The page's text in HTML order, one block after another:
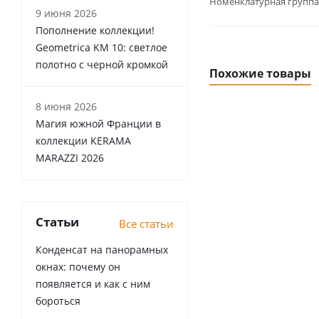
Похожие товары
9 июня 2026
Пополнение коллекции!
Geometrica KM 10: светлое
полотно с черной кромкой
8 июня 2026
Магия южной Франции в
коллекции KERAMA
MARAZZI 2026
Статьи Все статьи
Конденсат на панорамных
окнах: почему он
появляется и как с ним
бороться